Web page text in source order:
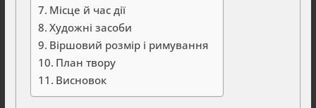
Місце й час дії
Художні засоби
Віршовий розмір і римування
План твору
Висновок